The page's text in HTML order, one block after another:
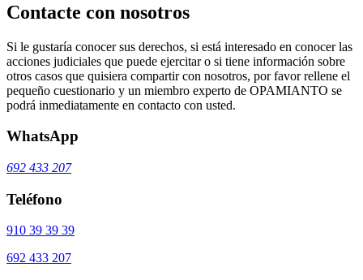
Contacte con nosotros
Si le gustaría conocer sus derechos, si está interesado en conocer las
acciones judiciales que puede ejercitar o si tiene información sobre
otros casos que quisiera compartir con nosotros, por favor rellene el
pequeño cuestionario y un miembro experto de OPAMIANTO se
podrá inmediatamente en contacto con usted.
WhatsApp
692 433 207
Teléfono
910 39 39 39
692 433 207